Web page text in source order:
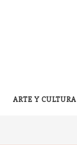
ARTE Y CULTURA